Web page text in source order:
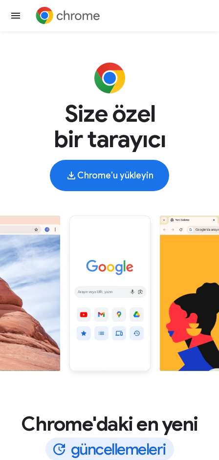
Size özel
bir tarayıcı
Chrome'u yükleyin
Chrome'daki en yeni
güncellemeleri